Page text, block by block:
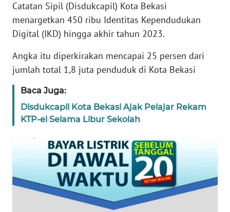
Catatan Sipil (Disdukcapil) Kota Bekasi
menargetkan 450 ribu Identitas Kependudukan
Digital (IKD) hingga akhir tahun 2023.
Angka itu diperkirakan mencapai 25 persen dari
jumlah total 1,8 juta penduduk di Kota Bekasi
Baca Juga:
Disdukcapil Kota Bekasi Ajak Pelajar Rekam
KTP-el Selama Libur Sekolah
PEDOMAN
SIBER
REDAKSI
DISCLAIMER
WN
SUMUT